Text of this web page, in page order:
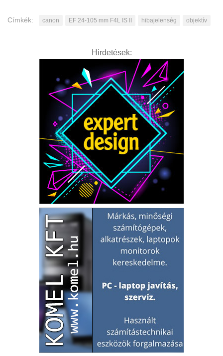
Címkék: canon EF 24-105 mm F4L IS II hibajelenség objektív
Hirdetések: